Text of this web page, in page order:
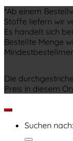
*Ab einem
Stoffe liefern wir
Es handelt sich
Bestellte Menge
Die
Preis in diesem
Suchen nach: